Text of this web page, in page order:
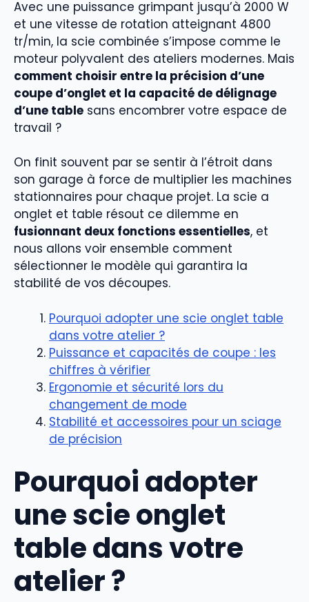
Avec une puissance grimpant jusqu’à 2000 W
et une vitesse de rotation atteignant 4800
tr/min, la scie combinée s’impose comme le
moteur polyvalent des ateliers modernes. Mais
comment choisir entre la précision d’une
coupe d’onglet et la capacité de délignage
d’une table sans encombrer votre espace de
travail ?
On finit souvent par se sentir à l’étroit dans
son garage à force de multiplier les machines
stationnaires pour chaque projet. La scie a
onglet et table résout ce dilemme en
fusionnant deux fonctions essentielles, et
nous allons voir ensemble comment
sélectionner le modèle qui garantira la
stabilité de vos découpes.
Pourquoi adopter une scie onglet table
dans votre atelier ?
Puissance et capacités de coupe : les
chiffres à vérifier
Ergonomie et sécurité lors du
changement de mode
Stabilité et accessoires pour un sciage
de précision
Pourquoi adopter
une scie onglet
table dans votre
atelier ?